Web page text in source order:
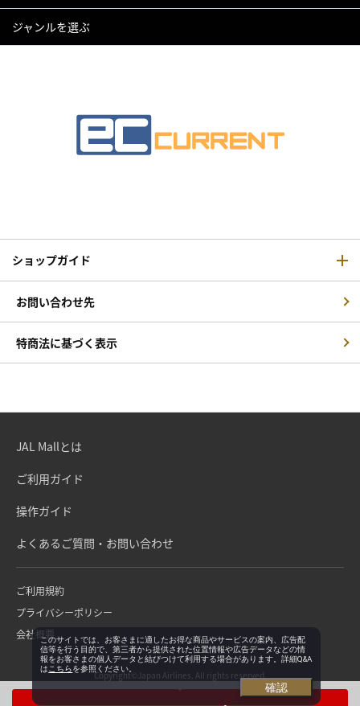
ジャンルを選ぶ
ショップガイド
お問い合わせ先
特商法に基づく表示
JAL Mallとは
ご利用ガイド
操作ガイド
よくあるご質問・お問い合わせ
ご利用規約
プライバシーポリシー
会社概要
Copyright©Japan Airlines. All rights reserved.
このサイトでは、お客さまに適したお得な商品やサービスの案内、広告配
信等を行う目的で、第三者から提供された位置情報や広告データなどの情
報をお客さまの個人データと結びつけて利用する場合があります。詳細Q&A
は こちらを参照ください。
確認